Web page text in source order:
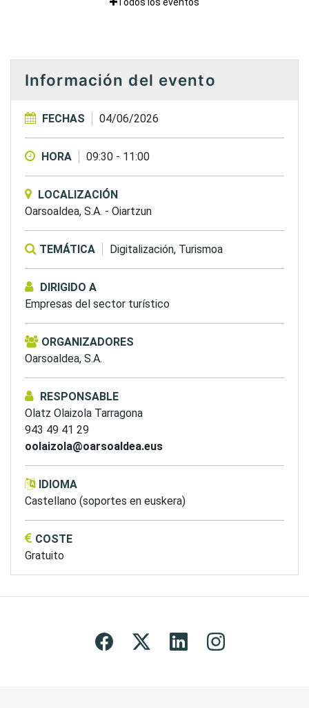
Información del evento
FECHAS 04/06/2026
HORA 09:30 - 11:00
LOCALIZACIÓN
Oarsoaldea, S.A. - Oiartzun
TEMÁTICA Digitalización, Turismoa
DIRIGIDO A
Empresas del sector turístico
ORGANIZADORES
Oarsoaldea, S.A.
RESPONSABLE
Olatz Olaizola Tarragona
943 49 41 29
oolaizola@oarsoaldea.eus
IDIOMA
Castellano (soportes en euskera)
COSTE
Gratuito